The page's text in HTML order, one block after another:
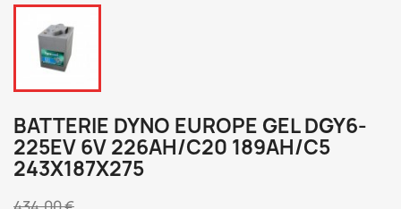
BATTERIE DYNO EUROPE GEL DGY6-
225EV 6V 226AH/C20 189AH/C5
243X187X275